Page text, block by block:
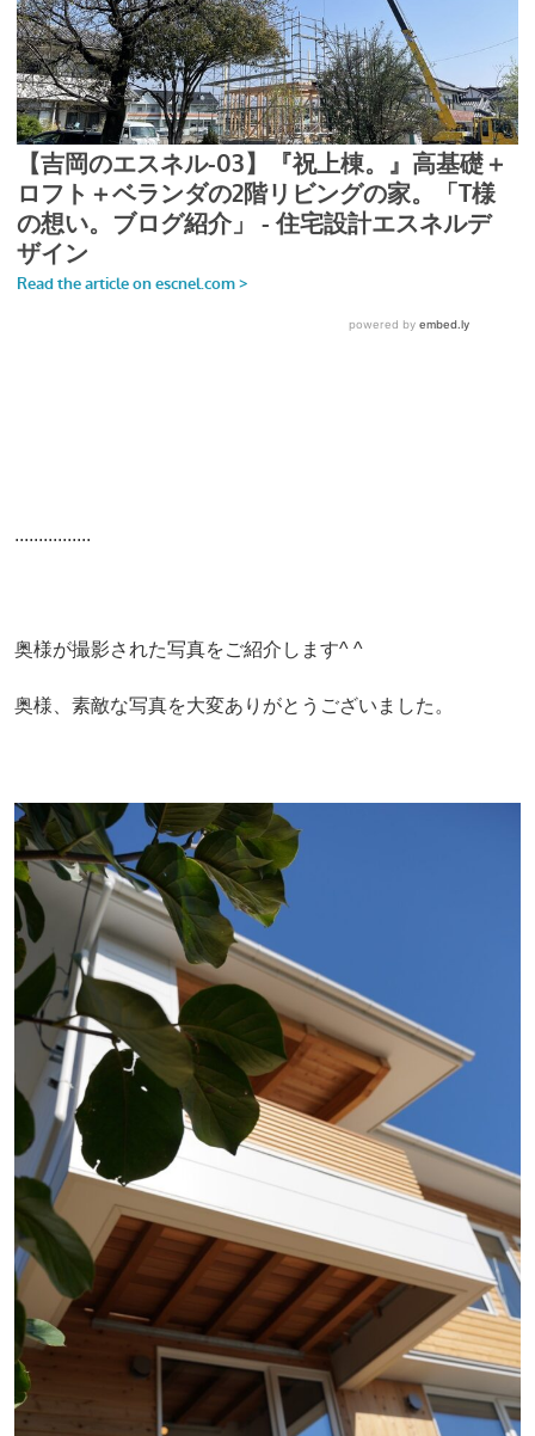
................
奥様が撮影された写真をご紹介します^ ^
奥様、素敵な写真を大変ありがとうございました。